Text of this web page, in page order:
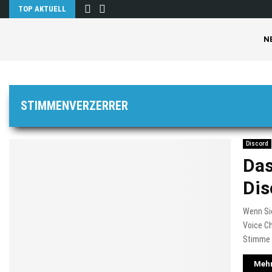
TOP AKTUELL
STIMMENVERZERRER
Discord
Wenn
Voice
Stimme